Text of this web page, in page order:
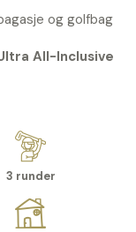
og golfbag
All-Inclusive
3 runder